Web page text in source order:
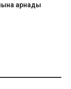
арнады